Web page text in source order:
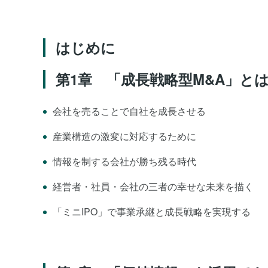
はじめに
第1章 「成長戦略型M&A」と
会社を売ることで自社を成長させる
産業構造の激変に対応するために
情報を制する会社が勝ち残る時代
経営者・社員・会社の三者の幸せな未来を描く
「ミニIPO」で事業承継と成長戦略を実現する